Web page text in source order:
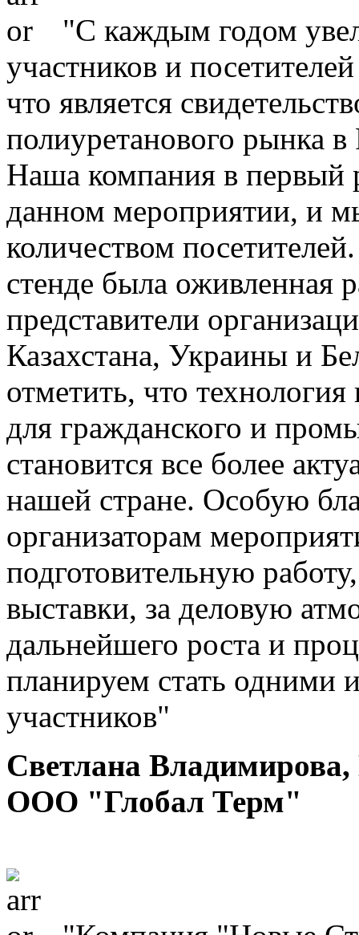
"С каждым годом
участников и
что является
полиуретанового рынка
Наша компания в первый
данном мероприятии, и
количеством
стенде была оживленная
представители
Казахстана, Украины и
отметить, что
для гражданского и
становится все более
нашей стране. Особую
организаторам
подготовительную
выставки, за деловую
дальнейшего роста и
планируем стать одними
участников"
Светлана
ООО "Глобал Терм"